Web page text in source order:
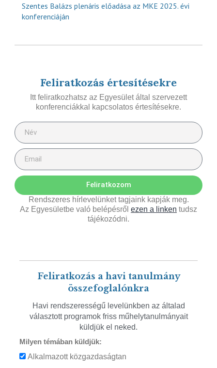
Szentes Balázs plenáris előadása az MKE 2025. évi
konferenciáján
Feliratkozás értesítésekre
Itt feliratkozhatsz az Egyesület által szervezett
konferenciákkal kapcsolatos értesítésekre.
Feliratkozom
Rendszeres hírlevelünket tagjaink kapják meg.
Az Egyesületbe való belépésről ezen a linken tudsz
tájékozódni.
Feliratkozás a havi tanulmány
összefoglalónkra
Havi rendszerességű levelünkben az általad
választott programok friss műhelytanulmányait
küldjük el neked.
Milyen témában küldjük:
Alkalmazott közgazdaságtan